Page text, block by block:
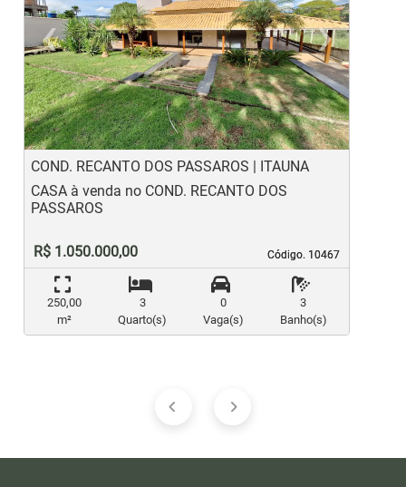
‹
Previous
›
COND. RECANTO DOS PASSAROS | ITAUNA
Código. 10467
Código. 10467
CASA à venda no COND. RECANTO DOS
PASSAROS
R$ 1.050.000,00
250,00
m²
3
Quarto(s)
0
Vaga(s)
3
Banho(s)